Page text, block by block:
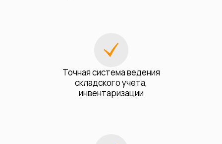
Точная система ведения
складского учета,
инвентаризации